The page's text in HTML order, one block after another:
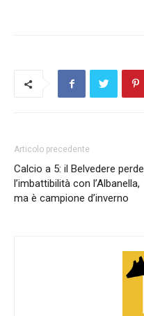
Articolo precedente
Calcio a 5: il Belvedere perde
l’imbattibilità con l’Albanella,
ma è campione d’inverno